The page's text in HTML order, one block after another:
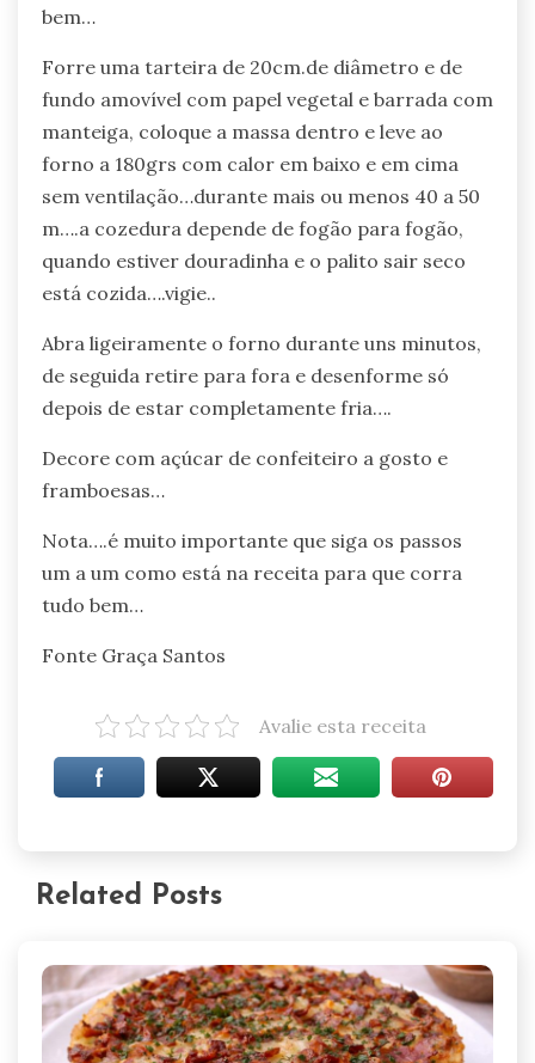
bem…
Forre uma tarteira de 20cm.de diâmetro e de
fundo amovível com papel vegetal e barrada com
manteiga, coloque a massa dentro e leve ao
forno a 180grs com calor em baixo e em cima
sem ventilação…durante mais ou menos 40 a 50
m….a cozedura depende de fogão para fogão,
quando estiver douradinha e o palito sair seco
está cozida….vigie..
Abra ligeiramente o forno durante uns minutos,
de seguida retire para fora e desenforme só
depois de estar completamente fria….
Decore com açúcar de confeiteiro a gosto e
framboesas…
Nota….é muito importante que siga os passos
um a um como está na receita para que corra
tudo bem…
Fonte Graça Santos
Avalie esta receita
Related Posts